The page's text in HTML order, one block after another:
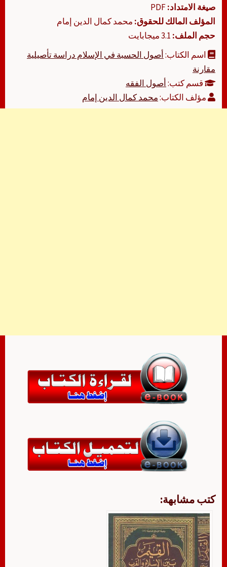
صيغة الامتداد:
المؤلف المالك للحقوق: محمد كمال الدين إمام
حجم الملف:
اسم الكتاب:أصول الحسبة في الإسلام دراسة تأصيلية
مقارنة
قسم كتب:أصول الفقه
مؤلف الكتاب:محمد كمال الدين إمام
كتب مشابهة: